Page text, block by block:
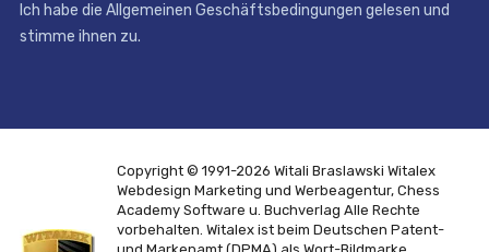
Ich habe die Allgemeinen Geschäftsbedingungen gelesen und
stimme ihnen zu.
Copyright © 1991-2026 Witali Braslawski Witalex
Webdesign Marketing und Werbeagentur, Chess
Academy Software u. Buchverlag Alle Rechte
vorbehalten. Witalex ist beim Deutschen Patent-